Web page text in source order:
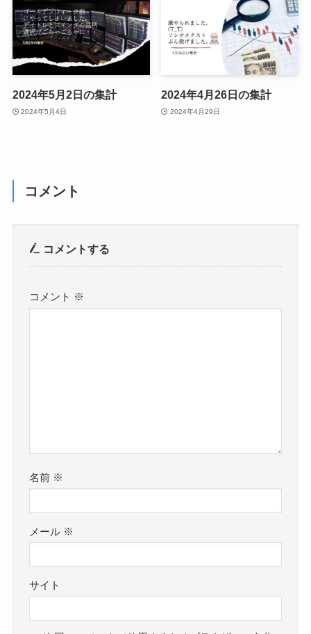
2024年5月2日の集計
2024年5月4日
2024年4月26日の集計
2024年4月29日
コメント
コメントする
コメント ※
名前 ※
メール ※
サイト